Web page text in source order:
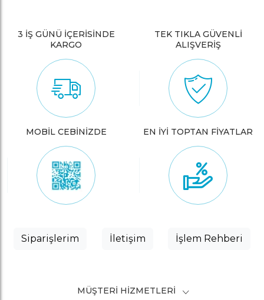
3 İŞ GÜNÜ İÇERİSİNDE
KARGO
TEK TIKLA GÜVENLİ
ALIŞVERİŞ
MOBİL CEBİNİZDE EN İYİ TOPTAN FİYATLAR
Siparişlerim İletişim İşlem Rehberi
MÜŞTERI HIZMETLERI